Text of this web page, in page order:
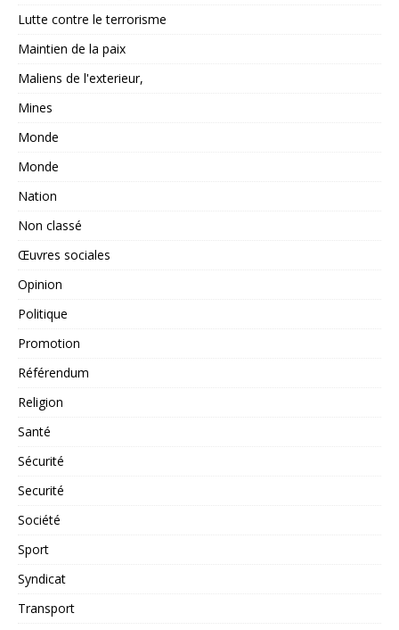
Lutte contre le terrorisme
Maintien de la paix
Maliens de l'exterieur,
Mines
Monde
Monde
Nation
Non classé
Œuvres sociales
Opinion
Politique
Promotion
Référendum
Religion
Santé
Sécurité
Securité
Société
Sport
Syndicat
Transport